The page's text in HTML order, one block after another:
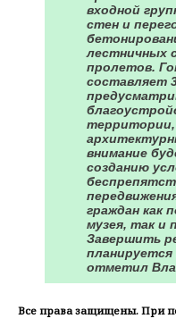
входной
стен и
лестничных
пролетов.
составляет
территории,
внимание
созданию
граждан как
музея, так и
Завершить
планируется
отметил
Все права защищены. При